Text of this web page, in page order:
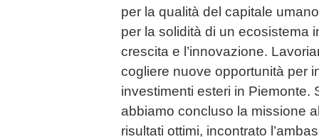
per la qualità del capitale
per la solidità di un ecosistema
crescita e l’innovazione.
cogliere nuove opportunità per
investimenti esteri in Piemonte.
abbiamo concluso la missione
risultati ottimi, incontrato